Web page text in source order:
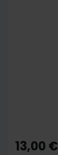
the
beginning
13,00 €